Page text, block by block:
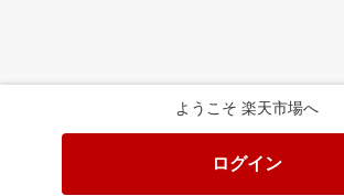
ようこそ 楽天市場へ
ログイン